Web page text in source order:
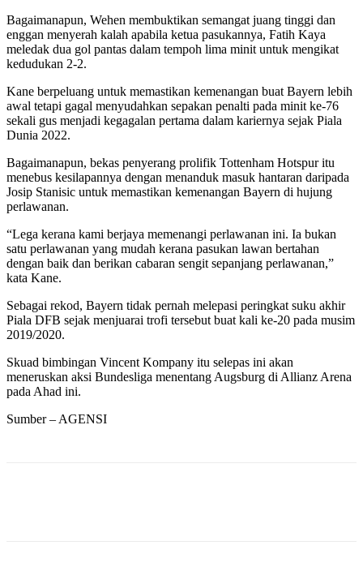
Bagaimanapun, Wehen membuktikan semangat juang tinggi dan
enggan menyerah kalah apabila ketua pasukannya, Fatih Kaya
meledak dua gol pantas dalam tempoh lima minit untuk mengikat
kedudukan 2-2.
Kane berpeluang untuk memastikan kemenangan buat Bayern lebih
awal tetapi gagal menyudahkan sepakan penalti pada minit ke-76
sekali gus menjadi kegagalan pertama dalam kariernya sejak Piala
Dunia 2022.
Bagaimanapun, bekas penyerang prolifik Tottenham Hotspur itu
menebus kesilapannya dengan menanduk masuk hantaran daripada
Josip Stanisic untuk memastikan kemenangan Bayern di hujung
perlawanan.
“Lega kerana kami berjaya memenangi perlawanan ini. Ia bukan
satu perlawanan yang mudah kerana pasukan lawan bertahan
dengan baik dan berikan cabaran sengit sepanjang perlawanan,”
kata Kane.
Sebagai rekod, Bayern tidak pernah melepasi peringkat suku akhir
Piala DFB sejak menjuarai trofi tersebut buat kali ke-20 pada musim
2019/2020.
Skuad bimbingan Vincent Kompany itu selepas ini akan
meneruskan aksi Bundesliga menentang Augsburg di Allianz Arena
pada Ahad ini.
Sumber – AGENSI